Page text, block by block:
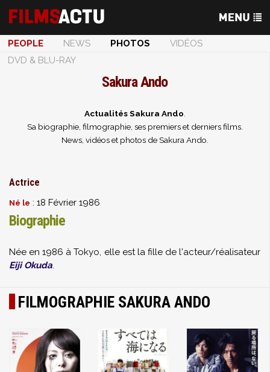
PEOPLE NEWS PHOTOS
VIDÉOS
DVD & BLU-RAY
Sakura Ando
Actualités Sakura Ando
Sa biographie, filmographie, ses premiers et derniers films.
News, vidéos et photos de Sakura Ando.
Actrice
Né le : 18 Février 1986
Biographie
Née en 1986 à Tokyo, elle est la fille de l'acteur/réalisateur
Eiji Okuda.
FILMOGRAPHIE SAKURA ANDO